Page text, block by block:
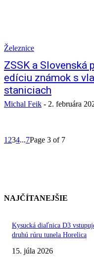
Železnice
ZSSK a Slovenská
edíciu známok s
staniciach
Michal Feik - 2. februára
1 234...7Page 3 of 7
NAJČÍTANEJŠIE
Kysucká diaľnica D3
druhú rúru tunela Horelica
15. júla 2026